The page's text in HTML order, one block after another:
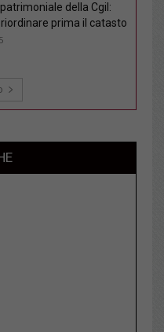
della Cgil:
prima il catasto